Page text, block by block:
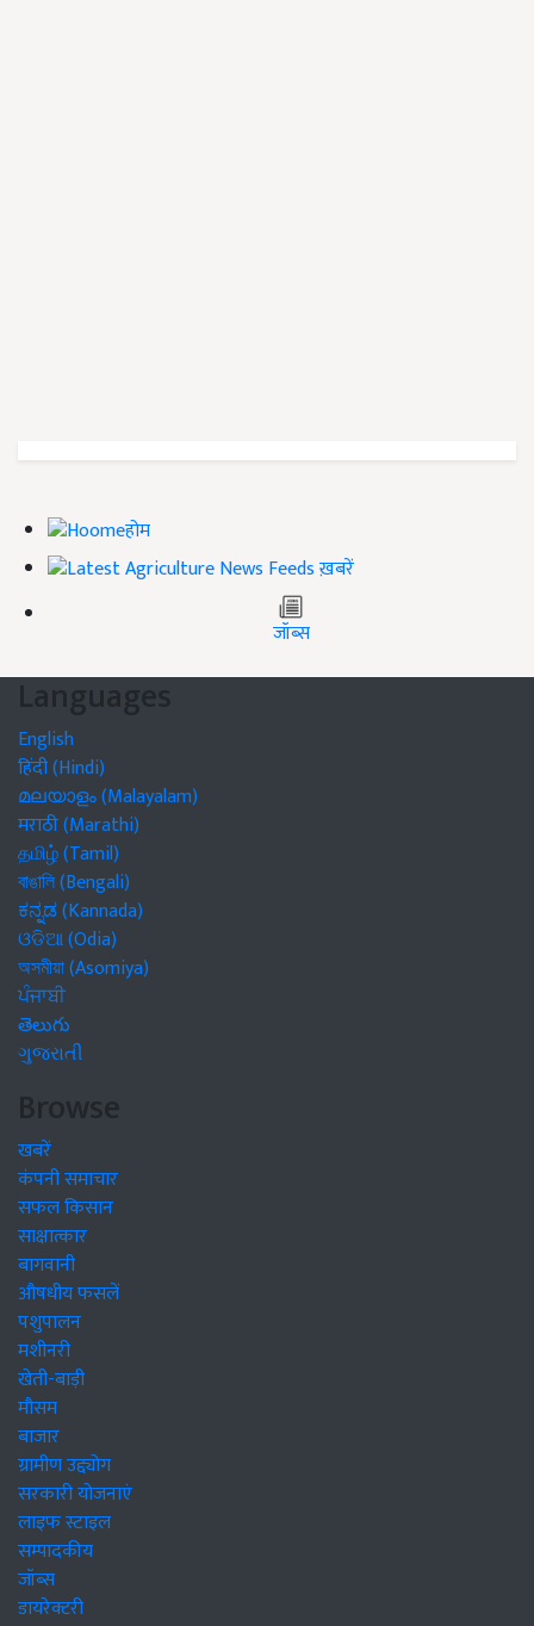
होम
ख़बरें
जॉब्स
Languages
English
हिंदी (Hindi)
മലയാളം (Malayalam)
मराठी (Marathi)
தமிழ் (Tamil)
বাঙালি (Bengali)
ಕನ್ನಡ (Kannada)
ଓଡିଆ (Odia)
অসমীয়া (Asomiya)
ਪੰਜਾਬੀ
తెలుగు
ગુજરાતી
Browse
खबरें
कंपनी समाचार
सफल किसान
साक्षात्कार
बागवानी
औषधीय फसलें
पशुपालन
मशीनरी
खेती-बाड़ी
मौसम
बाजार
ग्रामीण उद्द्योग
सरकारी योजनाएं
लाइफ स्टाइल
सम्पादकीय
जॉब्स
डायरेक्टरी